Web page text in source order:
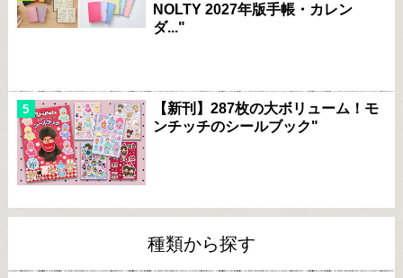
NOLTY 2027年版手帳・カレン
ダ..."
【新刊】287枚の大ボリューム！モ
ンチッチのシールブック"
種類から探す